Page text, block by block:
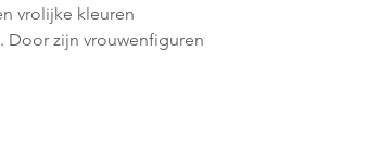
vrolijke kleuren
Door zijn vrouwenfiguren